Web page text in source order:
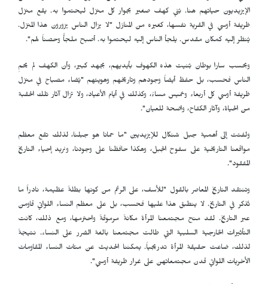
الإيزيديون حياتهم هنا. بُني كهف صغير بجوار كل منزل ليحتموا به. يقع منزل
ظريفة أوسي في القرية نفسها، كغيره من المنازل "لا يزال الناس يزورون هذا المنزل.
يُنظر إليه كمكان مقدس. يلجأ الناس إليه ليحتموا به. أصبح ملجأً وحصناً لهم".
وبحسب سارا بوطان بُنيت هذه الكهوف بأيديهم، بجهد كبير، وأن الكهف لم يحمِ
الناس فحسب، بل حفظ أيضاً وجودهم وتاريخهم وهويتهم "يُضاء مصباح في منزل
ظريفة أوسي كل أربعاء وخميس مساءً، وكذلك في أيام الأعياد، ولا تزال آثار تلك الحقبة
من الحياة، وآثار الكفاح، واضحة للعيان".
ولفتت إلى أهمية جبل شنكال للإيزيديين "ما حمانا هو جبلنا، لذلك تقع معظم
مواقعنا التاريخية على سفوح الجبل، وهكذا حافظنا على وجودنا، ونريد إحياء التاريخ
المفقود".
وتنتقد التاريخ المعاصر بالقول "للأسف، على الرغم من كونها بطلةً عظيمة، نادراً ما
تُذكر في التاريخ. لا ينطبق هذا عليها فحسب، بل على معظم النساء اللواتي قاومن
عبر التاريخ. لقد منح مجتمعنا المرأة مكانةً مرموقةً واحترمها، ومع ذلك، كانت
التأثيرات الخارجية السلبية التي طالت مجتمعنا بالغة الضرر على النساء. نتيجةً
لذلك، ضاعت حقيقة المرأة تدريجياً. يمكننا الحديث عن مئات النساء المقاومات
الأخريات اللواتي قدن مجتمعاتهن على غرار ظريفة أوسي".